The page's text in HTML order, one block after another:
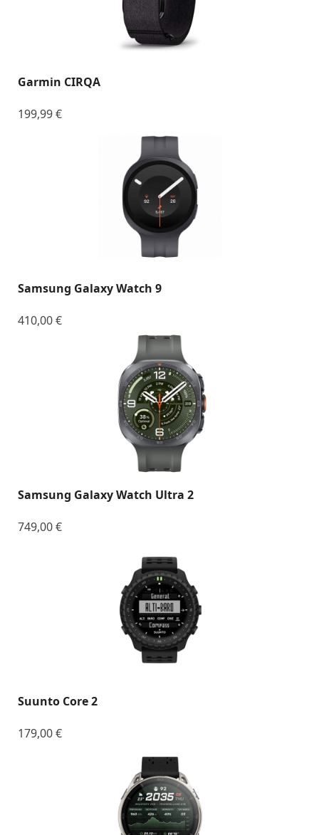
Garmin CIRQA
199,99€
Samsung Galaxy Watch 9
410,00€
Samsung Galaxy Watch Ultra 2
749,00€
Suunto Core 2
179,00€